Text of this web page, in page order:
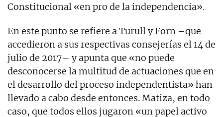
Constitucional «en pro de la independencia».
En este punto se refiere a Turull y Forn –que
accedieron a sus respectivas consejerías el 14 de
julio de 2017– y apunta que «no puede
desconocerse la multitud de actuaciones que en
el desarrollo del proceso independentista» han
llevado a cabo desde entonces. Matiza, en todo
caso, que todos ellos jugaron «un papel activo